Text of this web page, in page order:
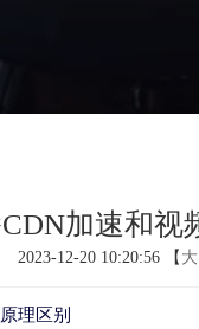
加速和视
2023-12-20 10:20:56 【 大
理区别